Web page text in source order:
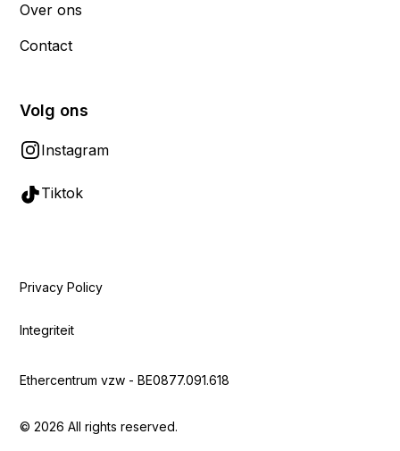
Over ons
Contact
Volg ons
Instagram
Tiktok
Ethercentrum vzw - BE0877.091.618
© 2026 All rights reserved.
Privacy Policy
Integriteit